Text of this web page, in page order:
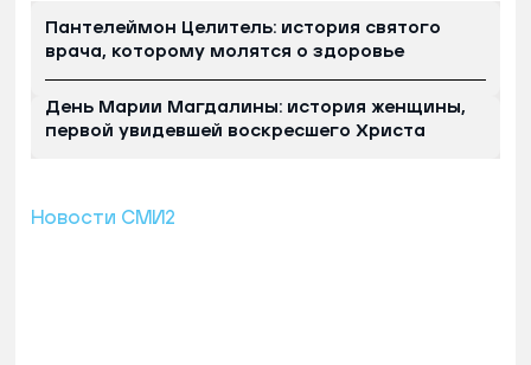
Пантелеймон Целитель: история святого
врача, которому молятся о здоровье
День Марии Магдалины: история женщины,
первой увидевшей воскресшего Христа
Новости СМИ2